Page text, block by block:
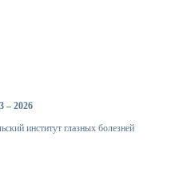
– 2026
институт глазных болезней